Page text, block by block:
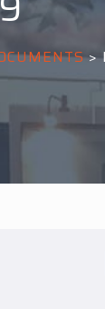
>